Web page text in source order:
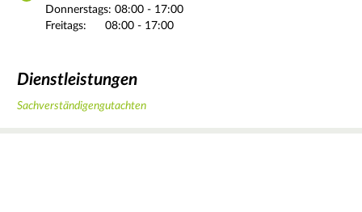
Donnerstags: 08:00 - 17:00
Freitags:
08:00 - 17:00
Dienstleistungen
Sachverständigengutachten